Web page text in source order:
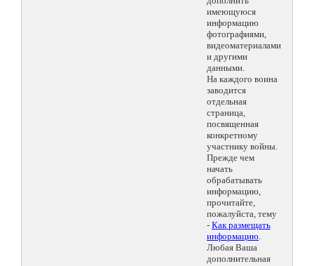
имеющуюся
информацию
фотографиями,
видеоматериалами
и другими
данными.
На каждого воина
заводится
отдельная
страница,
посвященная
конкретному
участнику войны.
Прежде чем
начать
обрабатывать
информацию,
прочитайте,
пожалуйста, тему
- Как размещать
информацию.
Любая Ваша
дополнительная